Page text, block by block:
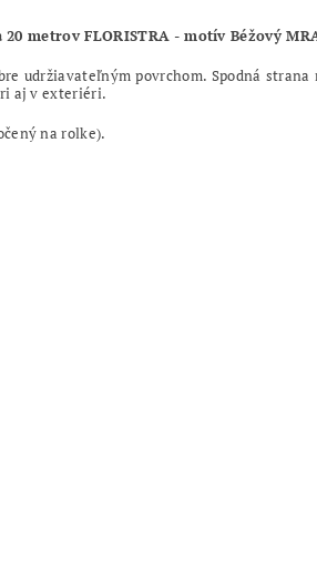
metrov FLORISTRA - motív Béžový
udržiavateľným povrchom. Spodná
aj v exteriéri.
na rolke).